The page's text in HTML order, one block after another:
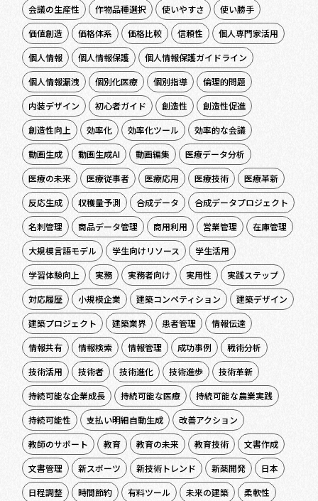
会議の生産性
作物品種選択 使いやすさ
使い勝手
価値創造
価格体系 価格比較 信頼性
個人専門家活用
個人情報
個人情報保護
個人情報保護ガイドライン
個人情報漏洩
個別化医療 個別指導
倫理的問題
内装デザイン
初心者ガイド 創造性
創造性促進
創造性向上
効率化 効率化ツール
効率的な会議
動画生成
動画生成AI 動画編集
医療データ分析
医療の未来
医療従事者 医療応用 医療技術
医療革新
反応生成
収穫量予測 合成データ
合成データプロジェクト
名刺管理
商品データ管理 商用利用 営業管理
在庫管理
大規模言語モデル
学生向けリソース
学生活用
学習体験向上
実務 実務者向け 実用性
実践ステップ
対応履歴
小規模企業 建築コンペティション
建築デザイン
建築プロジェクト
建築業界 患者管理
情報伝達
情報共有
情報検索 情報管理 成功事例
戦術分析
技術活用
技術者 技術進化 技術進歩
技術革新
持続可能な企業成長
持続可能な医療
持続可能な農業実践
持続可能性
支払い明細自動生成
改善アクション
教師のサポート
教育 教育の未来 教育技術
文書作成
文書管理
新スポーツ 新技術トレンド 新薬開発
日本
日程調整
時間節約 有料ツール 未来の建築 柔軟性